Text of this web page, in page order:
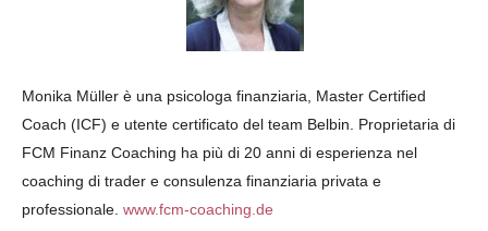
Monika Müller è una psicologa finanziaria, Master Certified
Coach (ICF) e utente certificato del team Belbin. Proprietaria di
FCM Finanz Coaching ha più di 20 anni di esperienza nel
coaching di trader e consulenza finanziaria privata ​​e
professionale. www.fcm-coaching.de